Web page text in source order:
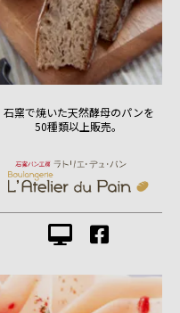
石窯で焼いた天然酵母のパンを
50種類以上販売。